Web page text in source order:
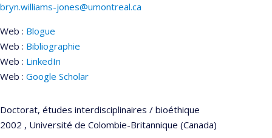
bryn.williams-jones@umontreal.ca
Web : Blogue
Web : Bibliographie
Web : LinkedIn
Web : Google Scholar
Doctorat, études interdisciplinaires / bioéthique
2002 , Université de Colombie-Britannique (Canada)